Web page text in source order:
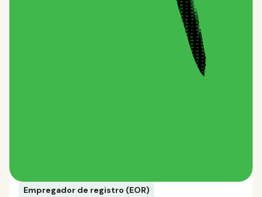
Empregador de registro (EOR)